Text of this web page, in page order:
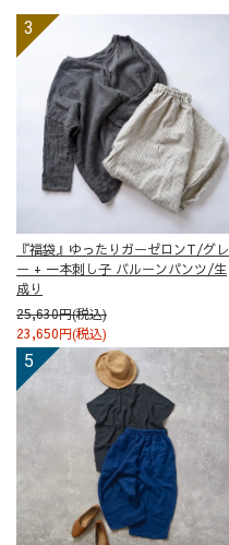
『福袋』ゆったりガーゼロンT/グレ
ー + 一本刺し子 バルーンパンツ/生
成り
25,630円(税込)
23,650円(税込)